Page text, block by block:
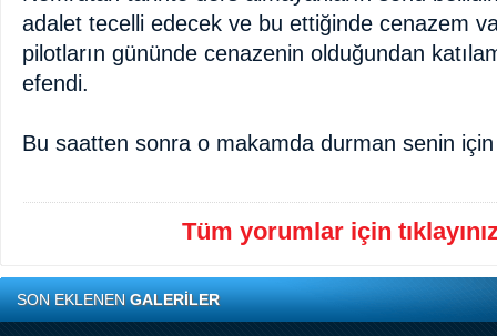
adalet tecelli edecek ve bu ettiğinde cenazem
pilotların gününde cenazenin olduğundan
efendi.
Bu saatten sonra o makamda durman senin
Tüm yorumlar için
SON EKLENENGALERİLER